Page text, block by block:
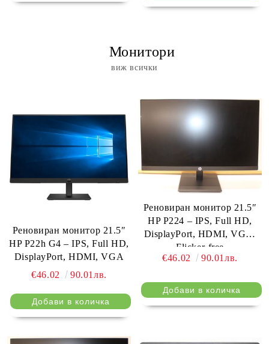
⠀ Монитори
виж всички
Реновиран монитор 21.5″
HP P22h G4 – IPS, Full HD,
DisplayPort, HDMI, VGA
€46.02
90.01лв.
Реновиран монитор 21.5″
HP P224 – IPS, Full HD,
DisplayPort, HDMI, VGA,
Flicker-free
€46.02
90.01лв.